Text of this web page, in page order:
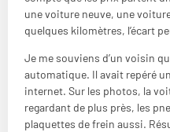
une voiture neuve, une
quelques kilomètres, l’écart
Je me souviens d’un voisin
automatique. Il avait repéré
internet. Sur les photos, la
regardant de plus près, les
plaquettes de frein aussi.